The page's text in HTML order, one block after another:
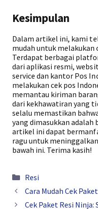
Kesimpulan
Dalam artikel ini, kami
mudah untuk melakukan
Terdapat berbagai
dari aplikasi resmi,
service dan kantor Pos
melakukan cek pos
memantau kiriman
dari kekhawatiran yang
selalu memastikan
yang dimasukkan adalah
artikel ini dapat
ragu untuk
bawah ini. Terima kasih!
Kategori
Resi
Cara Mudah Cek
Cek Paket Resi